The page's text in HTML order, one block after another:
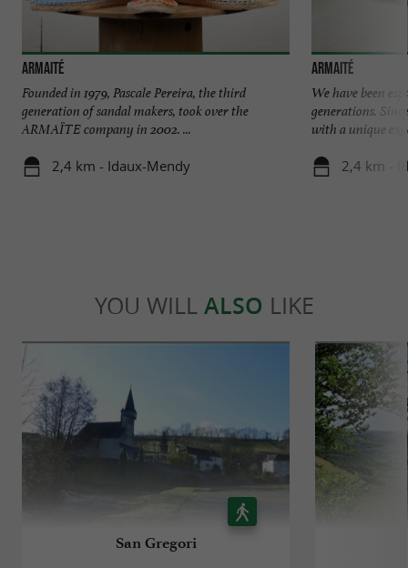
Armaité
Founded in 1979, Pascale Pereira, the third
generation of sandal makers, took over the
ARMAÏTE company in 2002. ...
2,4 km - Idaux-Mendy
Armaité
We have been
generations.
with a unique
2,4 km -
YOU WILL ALSO LIKE
San Gregori